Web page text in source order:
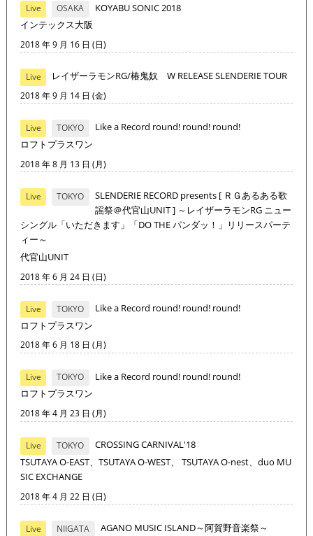
Live OSAKA
KOYABU SONIC 2018
インテックス大阪
2018 年 9 月 16 日 (日)
Live レイザーラモンRG/椿鬼奴 W RELEASE SLENDERIE TOUR
2018 年 9 月 14 日 (金)
Live TOKYO
Like a Record round! round! round!
ロフトプラスワン
2018 年 8 月 13 日 (月)
Live TOKYO
SLENDERIE RECORD presents [ ＲＧあるある歌
謡祭＠代官山UNIT ] ～レイザーラモンRG ニュー
シングル「いただきます」「DO THE パンダッ！」リリースパーテ
ィー～
代官山UNIT
2018 年 6 月 24 日 (日)
Live TOKYO
Like a Record round! round! round!
ロフトプラスワン
2018 年 6 月 18 日 (月)
Live TOKYO
Like a Record round! round! round!
ロフトプラスワン
2018 年 4 月 23 日 (月)
Live TOKYO
CROSSING CARNIVAL'18
TSUTAYA O-EAST、TSUTAYA O-WEST、 TSUTAYA O-nest、duo MU
SIC EXCHANGE
2018 年 4 月 22 日 (日)
Live NIIGATA
AGANO MUSIC ISLAND～阿賀野音楽祭～